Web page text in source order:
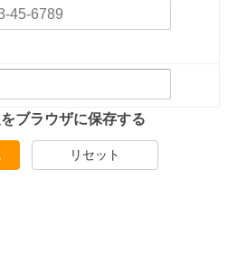
ブラウザに保存する
リセット